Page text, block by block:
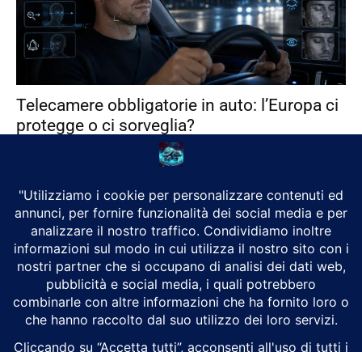
Telecamere obbligatorie in auto: l’Europa ci
protegge o ci sorveglia?
Europea dovranno essere dotate di un sistema di Advanced Driver
Distraction Warning, un dispositivo...